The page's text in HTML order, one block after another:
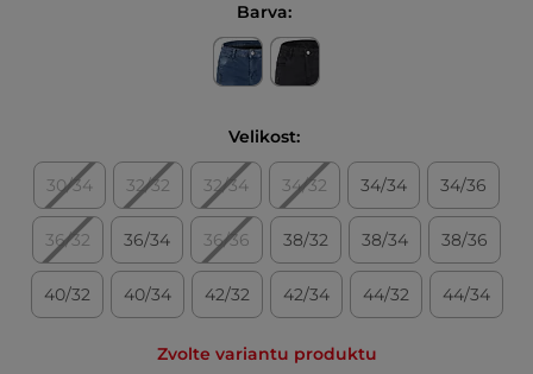
Barva:
Velikost:
30/34 32/32 32/34 34/32 34/34 34/36
36/32 36/34 36/36 38/32 38/34 38/36
40/32 40/34 42/32 42/34 44/32 44/34
Zvolte variantu produktu